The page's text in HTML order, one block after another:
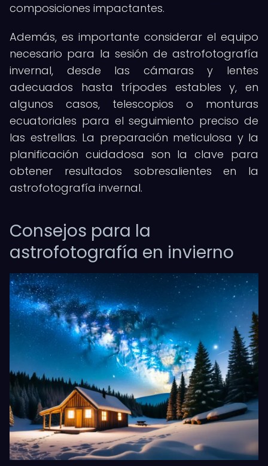
composiciones impactantes.
Además, es importante considerar el equipo
necesario para la sesión de astrofotografía
invernal, desde las cámaras y lentes
adecuados hasta trípodes estables y, en
algunos casos, telescopios o monturas
ecuatoriales para el seguimiento preciso de
las estrellas. La preparación meticulosa y la
planificación cuidadosa son la clave para
obtener resultados sobresalientes en la
astrofotografía invernal.
Consejos para la
astrofotografía en invierno